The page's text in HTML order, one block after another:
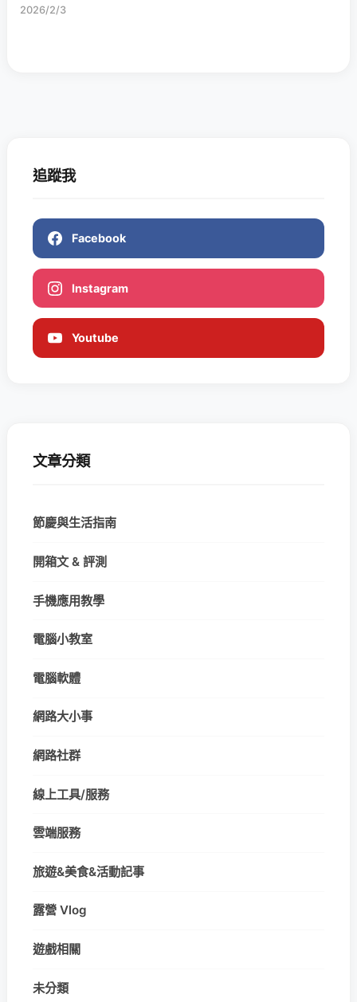
2026/2/3
追蹤我
Facebook
Instagram
Youtube
文章分類
節慶與生活指南
開箱文 & 評測
手機應用教學
電腦小教室
電腦軟體
網路大小事
網路社群
線上工具/服務
雲端服務
旅遊&美食&活動記事
露營 Vlog
遊戲相關
未分類